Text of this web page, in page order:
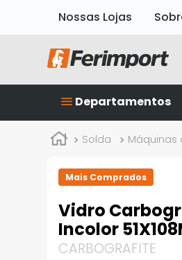
Nossas Lojas
Departamentos
Solda Máquinas
Mais Comprados
Vidro
Incolor
CARBOGRAFITE